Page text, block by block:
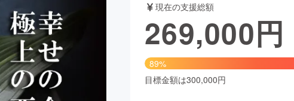
舞台・パフォーマンス
フード・飲食店 ファッション
現在の支援総額
269,000円
89%
目標金額は300,000円